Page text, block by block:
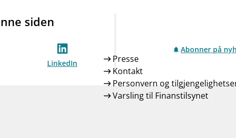
siden
LinkedIn
Abonner på
Presse
Kontakt
Personvern og
Varsling til Finanstilsynet